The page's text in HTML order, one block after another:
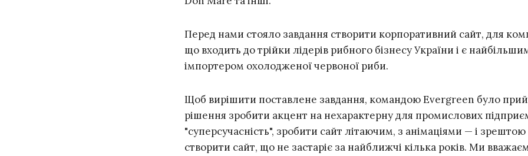
Перед нами стояло завдання створити корпоративний сайт, для
що входить до трійки лідерів рибного бізнесу України і є
імпортером охолодженої червоної риби.
Щоб вирішити поставлене завдання, командою Evergreen було
рішення зробити акцент на нехарактерну для промислових
"суперсучасність", зробити сайт літаючим, з анімаціями — і зрештою
створити сайт, що не застаріє за найближчі кілька років. Ми